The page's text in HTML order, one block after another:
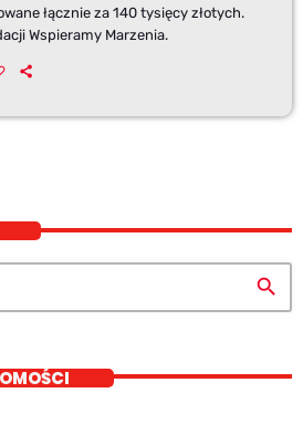
łącznie za 140 tysięcy złotych.
Wspieramy Marzenia.
search